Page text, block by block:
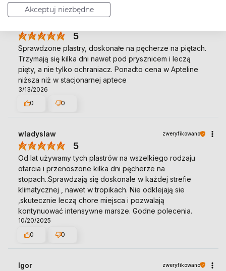
Akceptuj niezbędne
5
Sprawdzone plastry, doskonałe na pęcherze na piętach.
Trzymają się kilka dni nawet pod prysznicem i leczą
pięty, a nie tylko ochraniacz. Ponadto cena w Apteline
niższa niż w stacjonarnej aptece
3/13/2026
0
0
wladyslaw zweryfikowano
5
Od lat używamy tych plastrów na wszelkiego rodzaju
otarcia i przenoszone kilka dni pęcherze na
stopach..Sprawdzają się doskonale w każdej strefie
klimatycznej , nawet w tropikach. Nie odklejają sie
,skutecznie leczą chore miejsca i pozwalają
kontynuować intensywne marsze. Godne polecenia.
10/20/2025
0
0
Igor zweryfikowano